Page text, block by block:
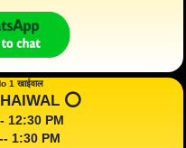
1 खाईवाल
⭕️
12:30 PM
1:30 PM